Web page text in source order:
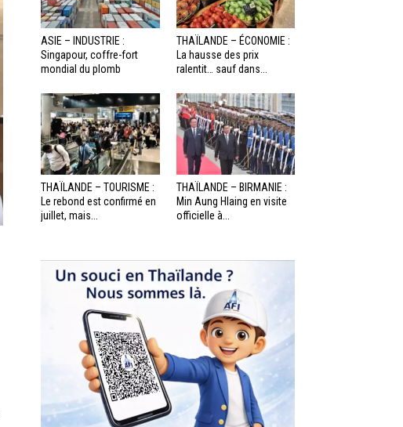
ASIE – INDUSTRIE :
Singapour, coffre-fort
mondial du plomb
THAÏLANDE – ÉCONOMIE :
La hausse des prix
ralentit… sauf dans...
THAÏLANDE – TOURISME :
Le rebond est confirmé en
juillet, mais...
THAÏLANDE – BIRMANIE :
Min Aung Hlaing en visite
officielle à...